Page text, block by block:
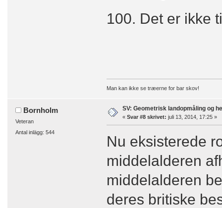
100. Det er ikke
Man kan ikke se træerne for bar skov!
Bornholm
Veteran
Antal inlägg: 544
SV: Geometrisk landopmåling og
« Svar #8 skrivet: juli 13, 2014, 17:25 »
Nu eksisterede
middelalderen
middelalderen
deres britiske